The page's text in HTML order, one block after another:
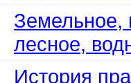
Земельное,
лесное,
История